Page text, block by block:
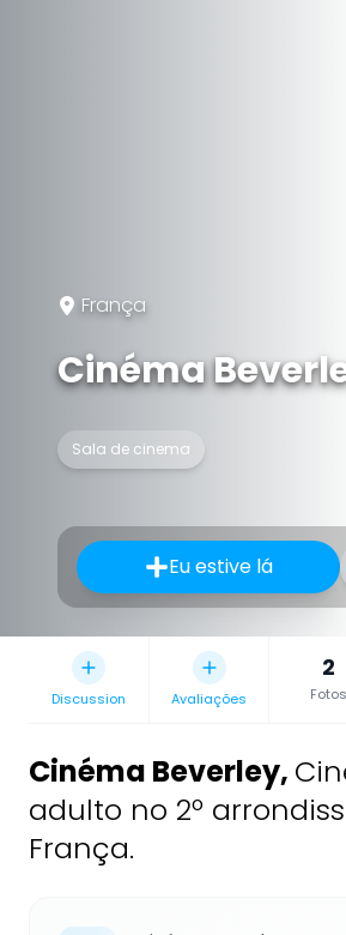
França
Cinéma
Sala de cinema
Eu estive lá
Discussion Avaliações
2
Fotos
Cinéma Beverley,
adulto no 2º
França.